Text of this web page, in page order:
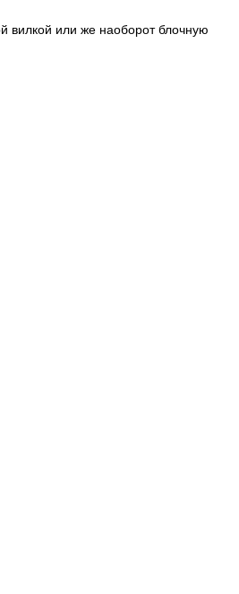
вилкой или же наоборот блочную